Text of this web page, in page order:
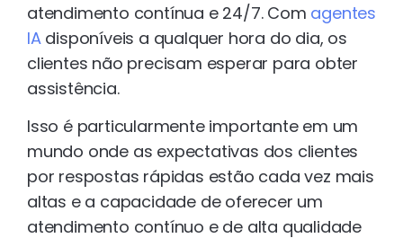
atendimento contínua e 24/7. Com agentes
IAdisponíveis a qualquer hora do dia, os
clientes não precisam esperar para obter
assistência.
Isso é particularmente importante em um
mundo onde as expectativas dos clientes
por respostas rápidas estão cada vez mais
altas e a capacidade de oferecer um
atendimento contínuo e de alta qualidade